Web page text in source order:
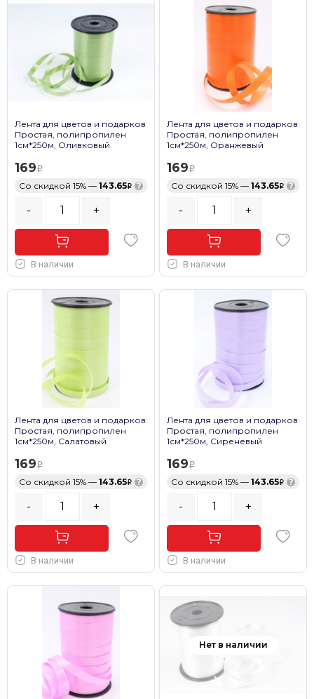
Лента для цветов и подарков
Простая, полипропилен
1см*250м, Оливковый
169
Со скидкой 15% — 143.65 ?
- +
В наличии
Лента для цветов и подарков
Простая, полипропилен
1см*250м, Оранжевый
169
Со скидкой 15% — 143.65 ?
- +
В наличии
Лента для цветов и подарков
Простая, полипропилен
1см*250м, Салатовый
169
Со скидкой 15% — 143.65 ?
- +
В наличии
Лента для цветов и подарков
Простая, полипропилен
1см*250м, Сиреневый
169
Со скидкой 15% — 143.65 ?
- +
В наличии
Нет в наличии